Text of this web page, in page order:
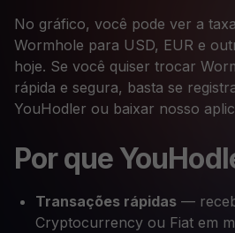
No gráfico, você pode ver a
Wormhole para USD, EUR e
hoje. Se você quiser trocar
rápida e segura, basta se
YouHodler ou baixar nosso
Por que
Transações rápidas —
Cryptocurrency ou Fiat em